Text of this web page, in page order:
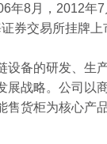
年8月，2012年
券交易所挂牌
设备的研发、生
展战略。公司以
售货柜为核心产